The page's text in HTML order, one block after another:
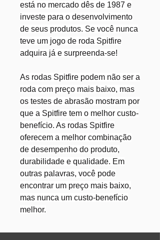
está no mercado dês de 1987 e
investe para o desenvolvimento
de seus produtos. Se você nunca
teve um jogo de roda Spitfire
adquira já e surpreenda-se!
As rodas Spitfire podem não ser a
roda com preço mais baixo, mas
os testes de abrasão mostram por
que a Spitfire tem o melhor custo-
benefício. As rodas Spitfire
oferecem a melhor combinação
de desempenho do produto,
durabilidade e qualidade. Em
outras palavras, você pode
encontrar um preço mais baixo,
mas nunca um custo-benefício
melhor.